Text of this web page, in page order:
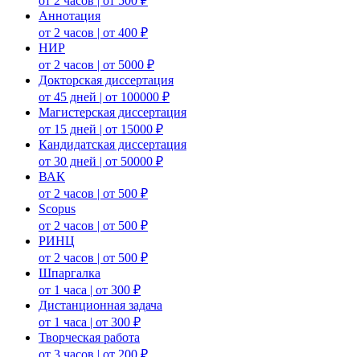
Аннотация
от 2 часов | от 400 ₽
НИР
от 2 часов | от 5000 ₽
Докторская диссертация
от 45 дней | от 100000 ₽
Магистерская диссертация
от 15 дней | от 15000 ₽
Кандидатская диссертация
от 30 дней | от 50000 ₽
ВАК
от 2 часов | от 500 ₽
Scopus
от 2 часов | от 500 ₽
РИНЦ
от 2 часов | от 500 ₽
Шпаргалка
от 1 часа | от 300 ₽
Дистанционная задача
от 1 часа | от 300 ₽
Творческая работа
от 3 часов | от 200 ₽